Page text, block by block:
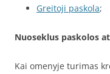
Greitoji paskola;
Nuoseklus paskolos
Kai omenyje turimas